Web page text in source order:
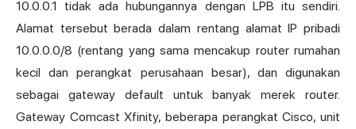
10.0.0.1 tidak ada hubungannya dengan LPB itu sendiri.
Alamat tersebut berada dalam rentang alamat IP pribadi
10.0.0.0/8 (rentang yang sama mencakup router rumahan
kecil dan perangkat perusahaan besar), dan digunakan
sebagai gateway default untuk banyak merek router.
Gateway Comcast Xfinity, beberapa perangkat Cisco, unit